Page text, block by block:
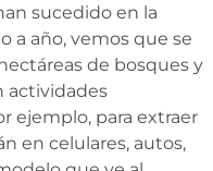
sucedido en la
a año, vemos que se
de bosques y
actividades
ejemplo, para extraer
en celulares, autos,